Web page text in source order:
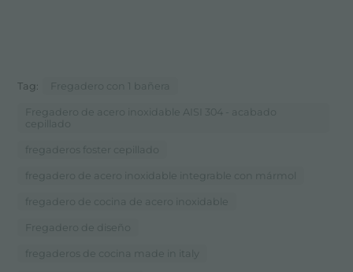
Tag: Fregadero con 1 bañera
Fregadero de acero inoxidable AISI 304 - acabado
cepillado
fregaderos foster cepillado
fregadero de acero inoxidable integrable con mármol
fregadero de cocina de acero inoxidable
Fregadero de diseño
fregaderos de cocina made in italy